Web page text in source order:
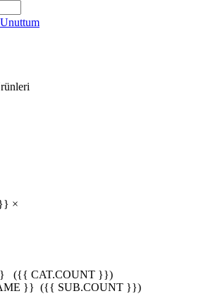
×
({{ CAT.COUNT }})
}} ({{ SUB.COUNT }})